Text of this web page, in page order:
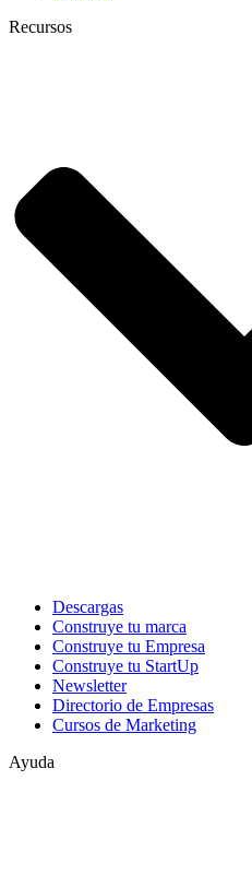
Recursos
Descargas
Construye tu marca
Construye tu Empresa
Construye tu StartUp
Newsletter
Directorio de Empresas
Cursos de Marketing
Ayuda